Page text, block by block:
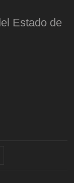
Estado de